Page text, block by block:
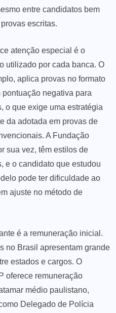
entre candidatos bem
escritas.
atenção especial é o
utilizado por cada banca. O
aplica provas no formato
negativa para
o que exige uma estratégia
da adotada em provas de
A Fundação
sua vez, têm estilos de
e o candidato que estudou
pode ter dificuldade ao
ajuste no método de
é a remuneração inicial.
no Brasil apresentam grande
estados e cargos. O
oferece remuneração
médio paulistano,
Delegado de Polícia